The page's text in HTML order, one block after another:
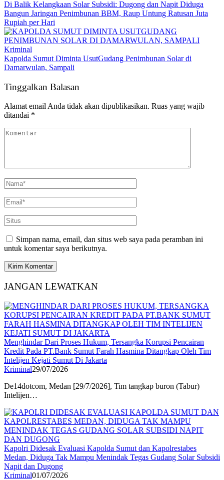
Di Balik Kelangkaan Solar Subsidi: Dugong dan Napit Diduga
Bangun Jaringan Penimbunan BBM, Raup Untung Ratusan Juta
Rupiah per Hari
Kriminal
Kapolda Sumut Diminta UsutGudang Penimbunan Solar di
Damarwulan, Sampali
Tinggalkan Balasan
Alamat email Anda tidak akan dipublikasikan. Ruas yang wajib
ditandai *
Simpan nama, email, dan situs web saya pada peramban ini
untuk komentar saya berikutnya.
JANGAN LEWATKAN
Menghindar Dari Proses Hukum, Tersangka Korupsi Pencairan
Kredit Pada PT.Bank Sumut Farah Hasmina Ditangkap Oleh Tim
Intelijen Kejati Sumut Di Jakarta
Kriminal29/07/2026
De14dotcom, Medan [29/7/2026], Tim tangkap buron (Tabur)
Intelijen…
Kapolri Didesak Evaluasi Kapolda Sumut dan Kapolrestabes
Medan, Diduga Tak Mampu Menindak Tegas Gudang Solar Subsidi
Napit dan Dugong
Kriminal01/07/2026